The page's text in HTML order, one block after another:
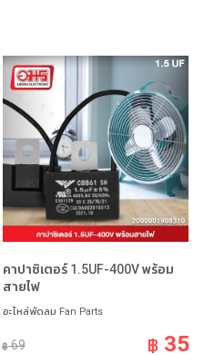
คาปาซิเตอร์ 1.5UF-400V พร้อม
สายไฟ
อะไหล่พัดลม Fan Parts
฿69 ฿ 35